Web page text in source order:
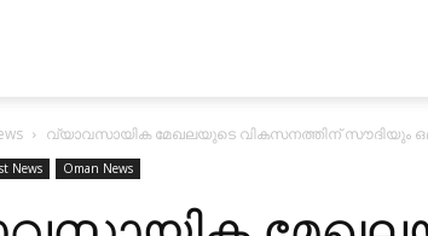
Malayalam
വ്യാവസായിക മേഖലയുടെ വികസനത്തിന് സൗദിയും
News Oman News